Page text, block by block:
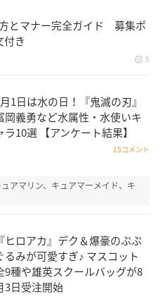
とマナー完全ガイド 募集ポ
付き
5
1日は水の日！『鬼滅の刃』
岡義勇など水属性・水使いキ
ラ10選 【アンケート結果】
15コメント
アマリン、キュアマーメイド、キ
『ヒロアカ』デク＆爆豪のぷぷ
るみが可愛すぎ♪ マスコット
9種や雄英スクールバッグが8
3日受注開始